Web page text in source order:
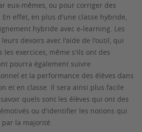
eux-mêmes, ou pour corriger des
effet, en plus d'une classe hybride,
hybride avec e-learning. Les
devoirs avec l'aide de l'outil, qui
les exercices, même s'ils ont des
pourra également suivre
et la performance des élèves dans
et en classe. Il sera ainsi plus facile
quels sont les élèves qui ont des
ou d'identifier les notions qui
par la majorité.